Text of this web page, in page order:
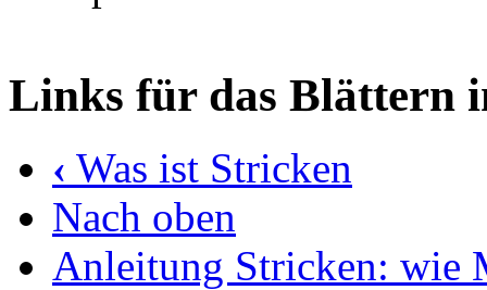
Links für das Blättern
‹ Was ist Stricken
Nach oben
Anleitung Stricken: wie